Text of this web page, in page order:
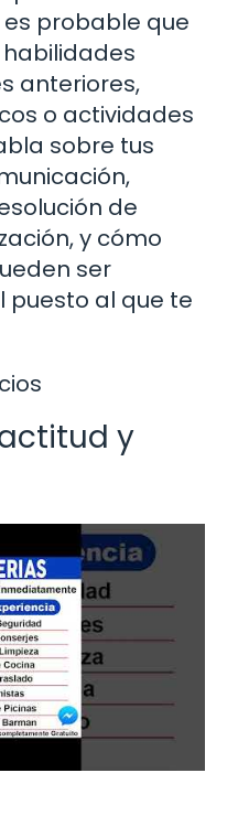
probable que
anteriores,
o actividades
sobre tus
de
y cómo
ser
puesto al que te
y